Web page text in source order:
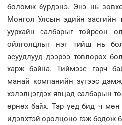
боломж бүрдэнэ. Энэ нь
Монгол Улсын эдийн засгийн
уурхайн салбарыг тойрсон
ойлголцлыг нэг тийш нь
асуудлууд дээрээ төвлөрөх
харж байна. Тиймээс гарч
манай компанийн зүгээс
хэлэлцэгдэх явцад салбарын
өрнөх байх. Тэр үед бид ч мөн
идэвхтэй оролцоно гэж бодож